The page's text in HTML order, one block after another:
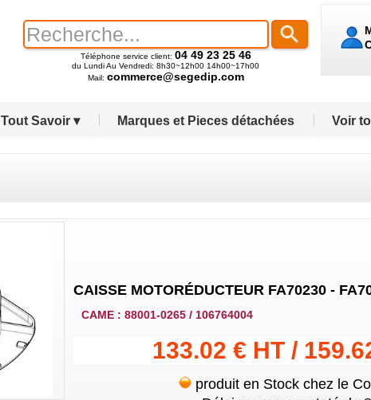
Téléphone service client: 04 49 23 25 46
du Lundi Au Vendredi: 8h30~12h00 14h00~17h00
Mail: commerce@segedip.com
Tout Savoir ▾ Marques et Pieces détachées Voir
CAISSE MOTORÉDUCTEUR FA70230 -
CAME : 88001-0265 / 106764004
133.02 € HT /
produit en Stock chez le